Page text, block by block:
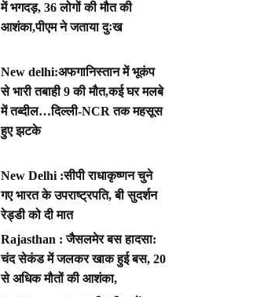
में भगदड़, 36 लोगों की मौत की
आशंका,पीएम ने जताया दुःख
New delhi:अफगानिस्तान में भूकंप
से भारी तबाही 9 की मौत,कई घर मलबे
में तब्दील…दिल्ली-NCR तक महसूस
हुए झटके
New Delhi :सीपी राधाकृष्णन चुने
गए भारत के उपराष्ट्रपति, बी सुदर्शन
रेड्डी को दी मात
Rajasthan : जैसलमेर बस हादसा:
चंद सेकंड में जलकर खाक हुई बस, 20
से अधिक मौतों की आशंका,